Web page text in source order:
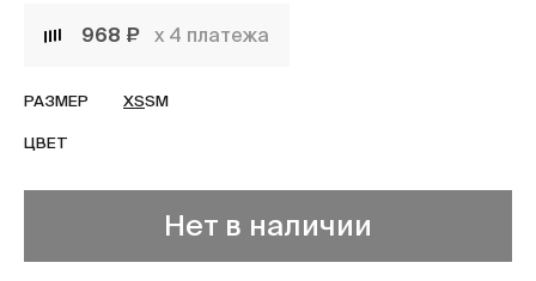
968 ₽ х 4 платежа
РАЗМЕР XSSM
ЦВЕТ
Нет в наличии